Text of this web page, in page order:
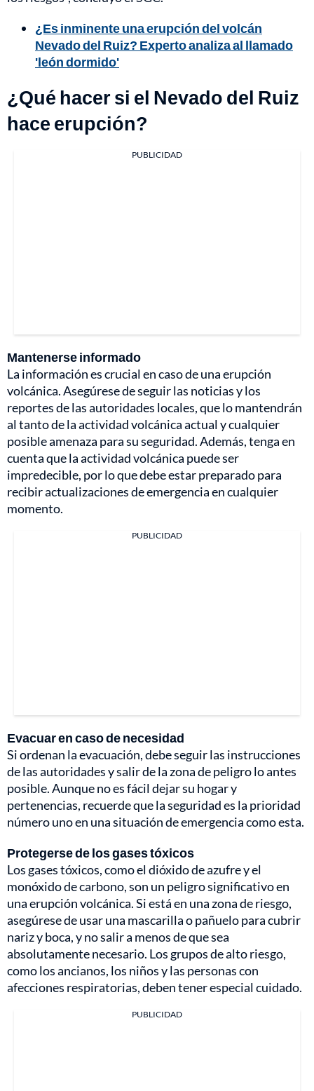
¿Es inminente una erupción del volcán
Nevado del Ruiz? Experto analiza al llamado
'león dormido'
¿Qué hacer si el Nevado del Ruiz
hace erupción?
PUBLICIDAD
Mantenerse informado
La información es crucial en caso de una erupción
volcánica. Asegúrese de seguir las noticias y los
reportes de las autoridades locales, que lo mantendrán
al tanto de la actividad volcánica actual y cualquier
posible amenaza para su seguridad. Además, tenga en
cuenta que la actividad volcánica puede ser
impredecible, por lo que debe estar preparado para
recibir actualizaciones de emergencia en cualquier
momento.
PUBLICIDAD
Evacuar en caso de necesidad
Si ordenan la evacuación, debe seguir las instrucciones
de las autoridades y salir de la zona de peligro lo antes
posible. Aunque no es fácil dejar su hogar y
pertenencias, recuerde que la seguridad es la prioridad
número uno en una situación de emergencia como esta.
Protegerse de los gases tóxicos
Los gases tóxicos, como el dióxido de azufre y el
monóxido de carbono, son un peligro significativo en
una erupción volcánica. Si está en una zona de riesgo,
asegúrese de usar una mascarilla o pañuelo para cubrir
nariz y boca, y no salir a menos de que sea
absolutamente necesario. Los grupos de alto riesgo,
como los ancianos, los niños y las personas con
afecciones respiratorias, deben tener especial cuidado.
PUBLICIDAD